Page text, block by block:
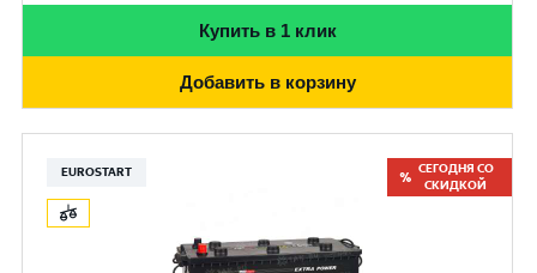
Купить в 1 клик
Добавить в корзину
EUROSTART
СЕГОДНЯ СО
СКИДКОЙ